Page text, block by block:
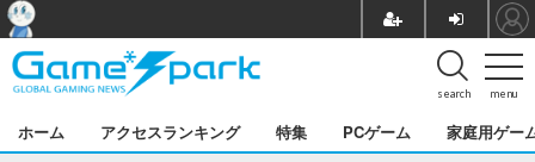
menu
search
ホーム アクセスランキング 特集 PCゲーム 家庭用ゲー